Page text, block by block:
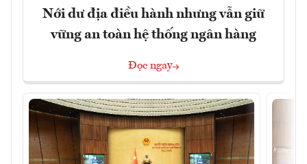
Nới dư địa điều hành nhưng vẫn giữ
vững an toàn hệ thống ngân hàng
Đọc ngay